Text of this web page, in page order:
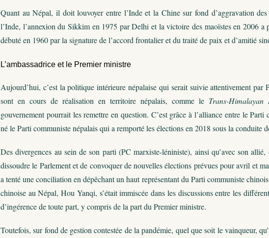
Quant au Népal, il doit louvoyer entre l’Inde et la Chine sur fond d’aggravation
l’Inde, l’annexion du Sikkim en 1975 par Delhi et la victoire des maoïstes en 2006
débuté en 1960 par la signature de l’accord frontalier et du traité de paix et d’amitié
L’ambassadrice et le Premier ministre
Aujourd’hui, c’est la politique intérieure népalaise qui serait suivie attentivement
sont en cours de réalisation en territoire népalais, comme le Trans-
gouvernement pourrait les remettre en question. C’est grâce à l’alliance entre le
né le Parti communiste népalais qui a remporté les élections en 2018 sous la conduite
Des divergences au sein de son parti (PC marxiste-léniniste), ainsi qu’avec son
dissoudre le Parlement et de convoquer de nouvelles élections prévues pour avril et
a tenté une conciliation en dépêchant un haut représentant du Parti communiste
chinoise au Népal, Hou Yanqi, s’était immiscée dans les discussions entre les
d’ingérence de toute part, y compris de la part du Premier ministre.
Toutefois, sur fond de gestion contestée de la pandémie, quel que soit le vainqueur,